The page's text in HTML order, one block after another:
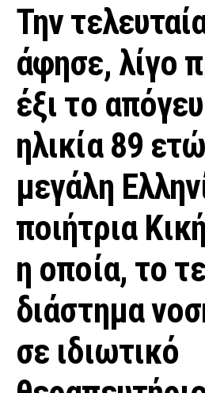
Την
άφησε, λίγο
έξι το
ηλικία 89
μεγάλη
ποιήτρια
η οποία, το
διάστημα
σε ιδιωτικό